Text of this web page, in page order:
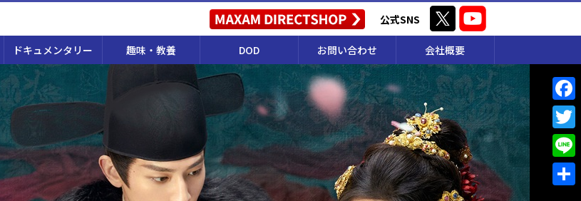
公式SNS
ドキュメンタリー 趣味・教養 DOD お問い合わせ 会社概要
F
a
c
e
T
w
i
L
i